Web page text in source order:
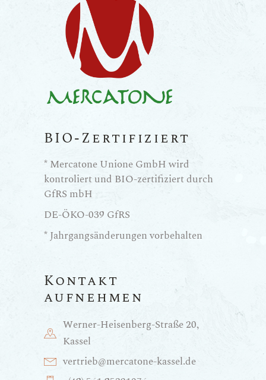
BIO-Zertifiziert
* Mercatone Unione GmbH wird
kontroliert und BIO-zertifiziert durch
GfRS mbH
DE-ÖKO-039 GfRS
* Jahrgangsänderungen vorbehalten
Kontakt
aufnehmen
Werner-Heisenberg-Straße 20,
Kassel
vertrieb@mercatone-kassel.de